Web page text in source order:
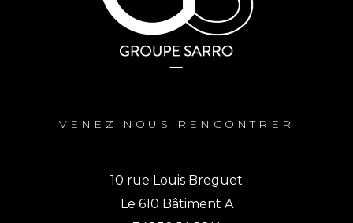
VENEZ NOUS RENCONTRER
10 rue Louis Breguet
Le 610 Bâtiment A